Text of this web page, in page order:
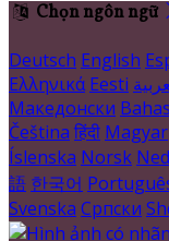
Chọn ngôn ngữ
Deutsch English
Ελληνικά Eesti
Македонски
Čeština हिंदी Magyar
Íslenska Norsk
語 한국어
Svenska Српски